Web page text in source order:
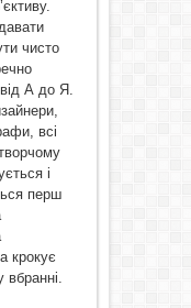
чисто
А до Я.
всі
і
перш
крокує